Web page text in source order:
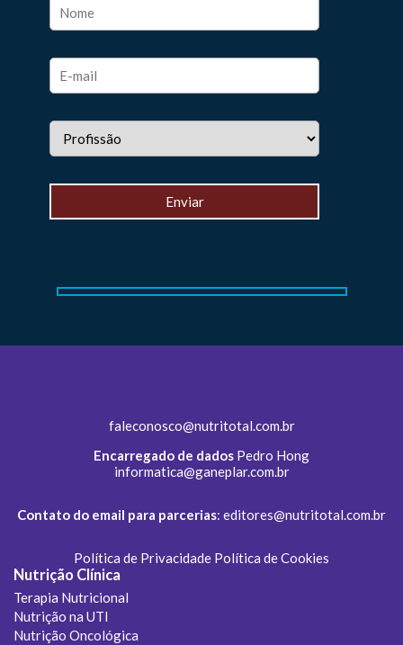
faleconosco@nutritotal.com.br
Encarregado de dados Pedro Hong
informatica@ganeplar.com.br
Contato do email para parcerias: editores@nutritotal.com.br
Política de Privacidade Política de Cookies
Nutrição Clínica
Terapia Nutricional
Nutrição na UTI
Nutrição Oncológica